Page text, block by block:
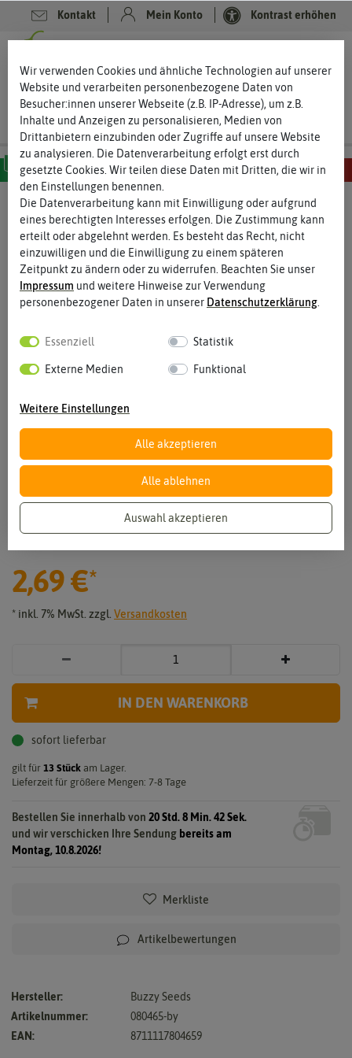
Kontakt Mein Konto Kontrast erhöhen
MILD SCHARF SEHR SCHARF
Vergrößern durch berühren
Pfeffer Habanero mix
2,69 €*
* inkl. 7% MwSt. zzgl. Versandkosten
IN DEN WARENKORB
sofort lieferbar
gilt für 13 Stück am Lager.
Lieferzeit für größere Mengen: 7-8 Tage
Bestellen Sie innerhalb von 20 Std. 8 Min. 41 Sek.
und wir verschicken Ihre Sendung bereits am
Montag, 10.8.2026!
Merkliste
Artikelbewertungen
Hersteller:
Buzzy Seeds
Artikelnummer:
080465-by
EAN:
8711117804659
Wir verwenden Cookies und ähnliche Technologien auf unserer
Website und verarbeiten personenbezogene Daten von
Besucher:innen unserer Webseite (z.B. IP-Adresse), um z.B.
Inhalte und Anzeigen zu personalisieren, Medien von
Drittanbietern einzubinden oder Zugriffe auf unsere Website
zu analysieren. Die Datenverarbeitung erfolgt erst durch
gesetzte Cookies. Wir teilen diese Daten mit Dritten, die wir in
den Einstellungen benennen.
Die Datenverarbeitung kann mit Einwilligung oder aufgrund
eines berechtigten Interesses erfolgen. Die Zustimmung kann
erteilt oder abgelehnt werden. Es besteht das Recht, nicht
einzuwilligen und die Einwilligung zu einem späteren
Zeitpunkt zu ändern oder zu widerrufen. Beachten Sie unser
Impressum und weitere Hinweise zur Verwendung
personenbezogener Daten in unserer Daten­schutz­erklärung
Essenziell Statistik
Externe Medien Funktional
Weitere Einstellungen
Alle akzeptieren
Alle ablehnen
Auswahl akzeptieren